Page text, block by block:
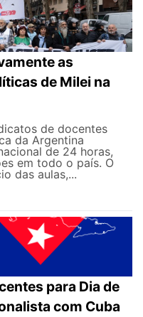
as
de Milei na
de docentes
da Argentina
de 24 horas,
em todo o país. O
das aulas,...
para Dia de
com Cuba